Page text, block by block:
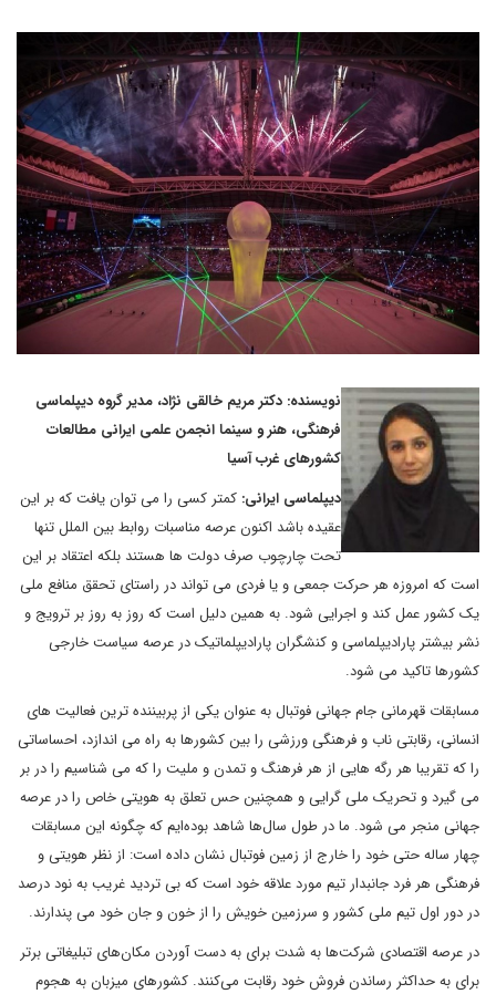
نویسنده: دکتر مریم خالقی نژاد، مدیر گروه دیپلماسی
فرهنگی، هنر و سینما انجمن علمی ایرانی مطالعات
کشورهای غرب آسیا
دیپلماسی ایرانی: کمتر کسی را می توان یافت که بر این
عقیده باشد اکنون عرصه مناسبات روابط بین الملل تنها
تحت چارچوب صرف دولت ها هستند بلکه اعتقاد بر این
است که امروزه هر حرکت جمعی و یا فردی می تواند در راستای تحقق منافع ملی
یک کشور عمل کند و اجرایی شود. به همین دلیل است که روز به روز بر ترویج و
نشر بیشتر پارادیپلماسی و کنشگران پارادیپلماتیک در عرصه سیاست خارجی
کشورها تاکید می شود.
مسابقات قهرمانی جام جهانی فوتبال به عنوان یکی از پربیننده ترین فعالیت های
انسانی، رقابتی ناب و فرهنگی ورزشی را بین کشورها به راه می اندازد، احساساتی
را که تقریبا هر رگه هایی از هر فرهنگ و تمدن و ملیت را که می شناسیم را در بر
می گیرد و تحریک ملی گرایی و همچنین حس تعلق به هویتی خاص را در عرصه
جهانی منجر می شود. ما در طول سال‌ها شاهد بوده‌ایم که چگونه این مسابقات
چهار ساله حتی خود را خارج از زمین فوتبال نشان داده است: از نظر هویتی و
فرهنگی هر فرد جانبدار تیم مورد علاقه خود است که بی تردید غریب به نود درصد
در دور اول تیم ملی کشور و سرزمین خویش را از خون و جان خود می پندارند.
در عرصه اقتصادی شرکت‌ها به شدت برای به دست آوردن مکان‌های تبلیغاتی برتر
برای به حداکثر رساندن فروش خود رقابت می‌کنند. کشورهای میزبان به هجوم